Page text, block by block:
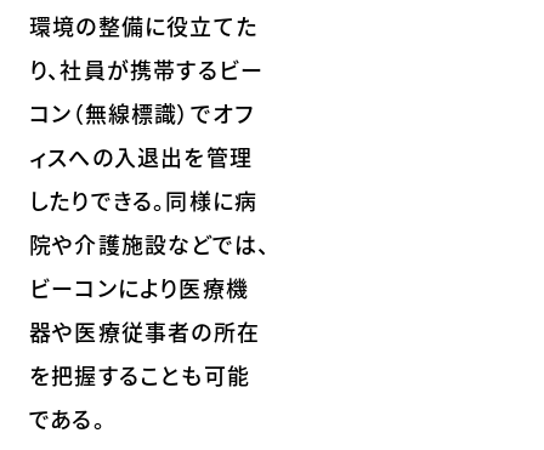
環境の整備に役立てた
り、社員が携帯するビー
コン（無線標識）でオフ
ィスへの入退出を管理
したりできる。同様に病
院や介護施設などでは、
ビーコンにより医療機
器や医療従事者の所在
を把握することも可能
である。